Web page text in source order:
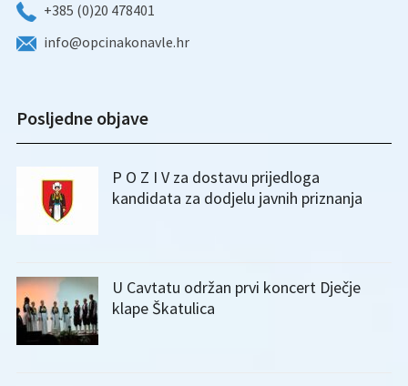
+385 (0)20 478401
info@opcinakonavle.hr
Posljedne objave
P O Z I V za dostavu prijedloga
kandidata za dodjelu javnih priznanja
U Cavtatu održan prvi koncert Dječje
klape Škatulica